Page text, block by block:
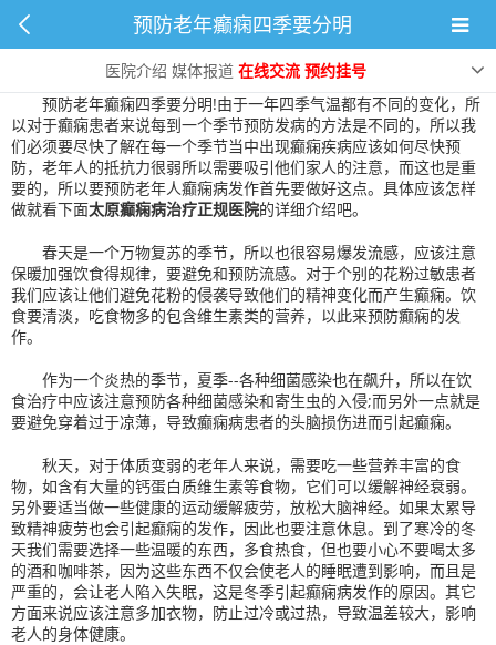
医院介绍 媒体报道 在线交流 预约挂号
预防老年癫痫四季要分明
预防老年癫痫四季要分明
2024-10-25 13:45:23 0次
预防老年癫痫四季要分明!由于一年四季气温都有不同的变化，所
以对于癫痫患者来说每到一个季节预防发病的方法是不同的，所以我
们必须要尽快了解在每一个季节当中出现癫痫疾病应该如何尽快预
防，老年人的抵抗力很弱所以需要吸引他们家人的注意，而这也是重
要的，所以要预防老年人癫痫病发作首先要做好这点。具体应该怎样
做就看下面太原癫痫病治疗正规医院的详细介绍吧。
春天是一个万物复苏的季节，所以也很容易爆发流感，应该注意
保暖加强饮食得规律，要避免和预防流感。对于个别的花粉过敏患者
我们应该让他们避免花粉的侵袭导致他们的精神变化而产生癫痫。饮
食要清淡，吃食物多的包含维生素类的营养，以此来预防癫痫的发
作。
作为一个炎热的季节，夏季--各种细菌感染也在飙升，所以在饮
食治疗中应该注意预防各种细菌感染和寄生虫的入侵;而另外一点就是
要避免穿着过于凉薄，导致癫痫病患者的头脑损伤进而引起癫痫。
秋天，对于体质变弱的老年人来说，需要吃一些营养丰富的食
物，如含有大量的钙蛋白质维生素等食物，它们可以缓解神经衰弱。
另外要适当做一些健康的运动缓解疲劳，放松大脑神经。如果太累导
致精神疲劳也会引起癫痫的发作，因此也要注意休息。到了寒冷的冬
天我们需要选择一些温暖的东西，多食热食，但也要小心不要喝太多
的酒和咖啡茶，因为这些东西不仅会使老人的睡眠遭到影响，而且是
严重的，会让老人陷入失眠，这是冬季引起癫痫病发作的原因。其它
方面来说应该注意多加衣物，防止过冷或过热，导致温差较大，影响
老人的身体健康。